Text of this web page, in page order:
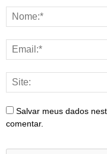
Salvar meus dados
comentar.